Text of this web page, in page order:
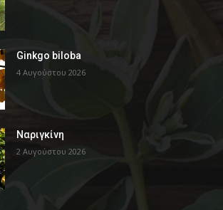
Ginkgo biloba
4 Αυγούστου 2026
Ναριγκίνη
2 Αυγούστου 2026